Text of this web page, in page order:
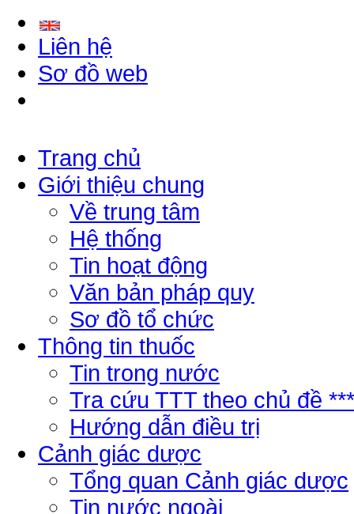
Liên hệ
Sơ đồ web
Trang chủ
Giới thiệu chung
Về trung tâm
Hệ thống
Tin hoạt động
Văn bản pháp quy
Sơ đồ tổ chức
Thông tin thuốc
Tin trong nước
Tra cứu TTT theo chủ đề ***
Hướng dẫn điều trị
Cảnh giác dược
Tổng quan Cảnh giác dược
Tin nước ngoài